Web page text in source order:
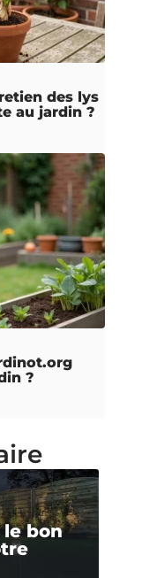
des lys
au jardin ?
?
bon